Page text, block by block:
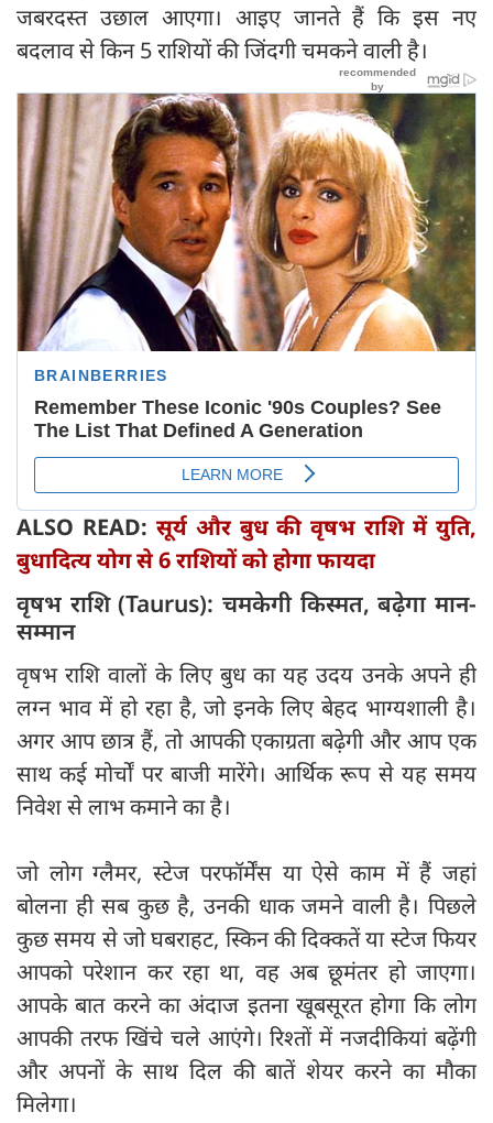
जबरदस्त उछाल आएगा। आइए जानते हैं कि इस नए
बदलाव से किन 5 राशियों की जिंदगी चमकने वाली है।
ALSO READ: सूर्य और बुध की वृषभ राशि में युति,
बुधादित्य योग से 6 राशियों को होगा फायदा
वृषभ राशि (Taurus): चमकेगी किस्मत, बढे़गा मान-
सम्मान
वृषभ राशि वालों के लिए बुध का यह उदय उनके अपने ही
लग्न भाव में हो रहा है, जो इनके लिए बेहद भाग्यशाली है।
अगर आप छात्र हैं, तो आपकी एकाग्रता बढ़ेगी और आप एक
साथ कई मोर्चों पर बाजी मारेंगे। आर्थिक रूप से यह समय
निवेश से लाभ कमाने का है।
जो लोग ग्लैमर, स्टेज परफॉर्मेंस या ऐसे काम में हैं जहां
बोलना ही सब कुछ है, उनकी धाक जमने वाली है। पिछले
कुछ समय से जो घबराहट, स्किन की दिक्कतें या स्टेज फियर
आपको परेशान कर रहा था, वह अब छूमंतर हो जाएगा।
आपके बात करने का अंदाज इतना खूबसूरत होगा कि लोग
आपकी तरफ खिंचे चले आएंगे। रिश्तों में नजदीकियां बढ़ेंगी
और अपनों के साथ दिल की बातें शेयर करने का मौका
मिलेगा।